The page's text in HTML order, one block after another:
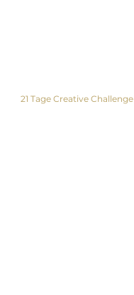
21 Tage Creative Challenge